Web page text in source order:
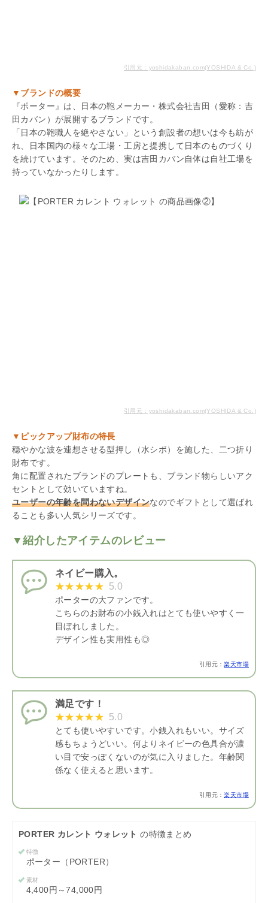
引用元：yoshidakaban.com(YOSHIDA & Co.)
▼ブランドの概要
『ポーター』は、日本の鞄メーカー・株式会社吉田（愛称：吉
田カバン）が展開するブランドです。
「日本の鞄職人を絶やさない」という創設者の想いは今も紡が
れ、日本国内の様々な工場・工房と提携して日本のものづくり
を続けています。そのため、実は吉田カバン自体は自社工場を
持っていなかったりします。
引用元：yoshidakaban.com(YOSHIDA & Co.)
▼ピックアップ財布の特長
穏やかな波を連想させる型押し（水シボ）を施した、二つ折り
財布です。
角に配置されたブランドのプレートも、ブランド物らしいアク
セントとして効いていますね。
ユーザーの年齢を問わないデザインなのでギフトとして選ばれ
ることも多い人気シリーズです。
▼紹介したアイテムのレビュー
ネイビー購入。
5.0
ポーターの大ファンです。
こちらのお財布の小銭入れはとても使いやすく一
目ぼれしました。
デザイン性も実用性も◎
引用元：楽天市場
満足です！
5.0
とても使いやすいです。小銭入れもいい。サイズ
感もちょうどいい。何よりネイビーの色具合が濃
い目で安っぽくないのが気に入りました。年齢関
係なく使えると思います。
引用元：楽天市場
PORTER カレント ウォレットの特徴まとめ
特徴
ポーター（PORTER）
素材
4,400円～74,000円